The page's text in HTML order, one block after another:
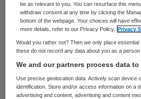
Hofstaete, waar ouderen
zorgvragen permanent
“Je moet er zien weg te
je erheen, dan zit je goed”,
mensen in deze omgeving
Gelders Hof. Enerzijds een
be as relevant to you. You can resurface this
withdraw consent at any time by clicking the
bottom of the webpage. Your choices will have
more details, refer to our Privacy Policy.
Privacy
Would you rather not? Then we only place essential
these do not record any data about you as a person
We and our partners process data
Use precise geolocation data. Actively scan device
identification. Store and/or access information on a
advertising and content, advertising and content